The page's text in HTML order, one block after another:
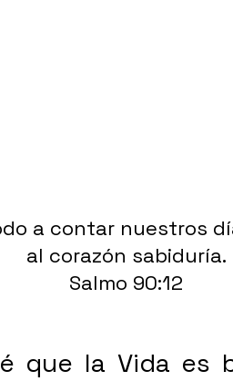
a contar nuestros
al corazón sabiduría.
Salmo 90:12
que la Vida es